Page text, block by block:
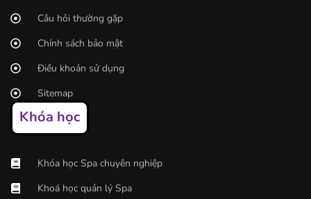
Câu hỏi thường gặp
Chính sách bảo mật
Điều khoản sử dụng
Sitemap
Khóa học
Khóa học Spa chuyên nghiệp
Khoá học quản lý Spa